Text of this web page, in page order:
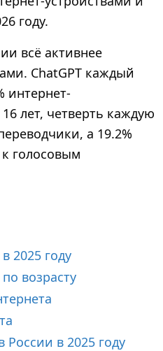
году.
всё активнее
ChatGPT каждый
интернет-
лет, четверть каждую
а 19.2%
голосовым
2025 году
возрасту
в 2025 году